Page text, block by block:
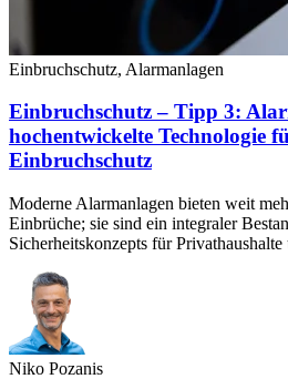
Einbruchschutz, Alarmanlagen
Einbruchschutz – Tipp 3:
hochentwickelte Technologie
Einbruchschutz
Moderne Alarmanlagen bieten weit
Einbrüche; sie sind ein integraler
Sicherheitskonzepts für
Niko Pozanis